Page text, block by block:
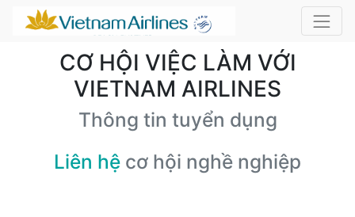
CƠ HỘI VIỆC LÀM VỚI
VIETNAM AIRLINES
Thông tin tuyển dụng
Liên hệ cơ hội nghề nghiệp